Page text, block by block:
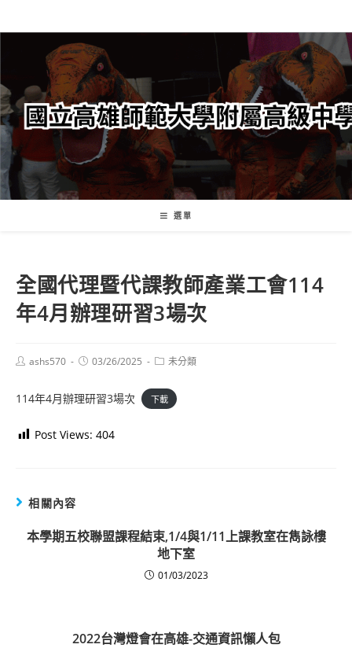
轉
要
內
容
選單
全國代理暨代課教師產業工會114
年4月辦理研習3場次
Postashs570
Post03/26/2025
Post未分類
114年4月辦理研習3場次 下載
Post Views: 404
相關內容
本學期五校聯盟課程結束,1/4與1/11上課教室在雋詠樓
地下室
01/03/2023
2022台灣燈會在高雄-交通資訊懶人包